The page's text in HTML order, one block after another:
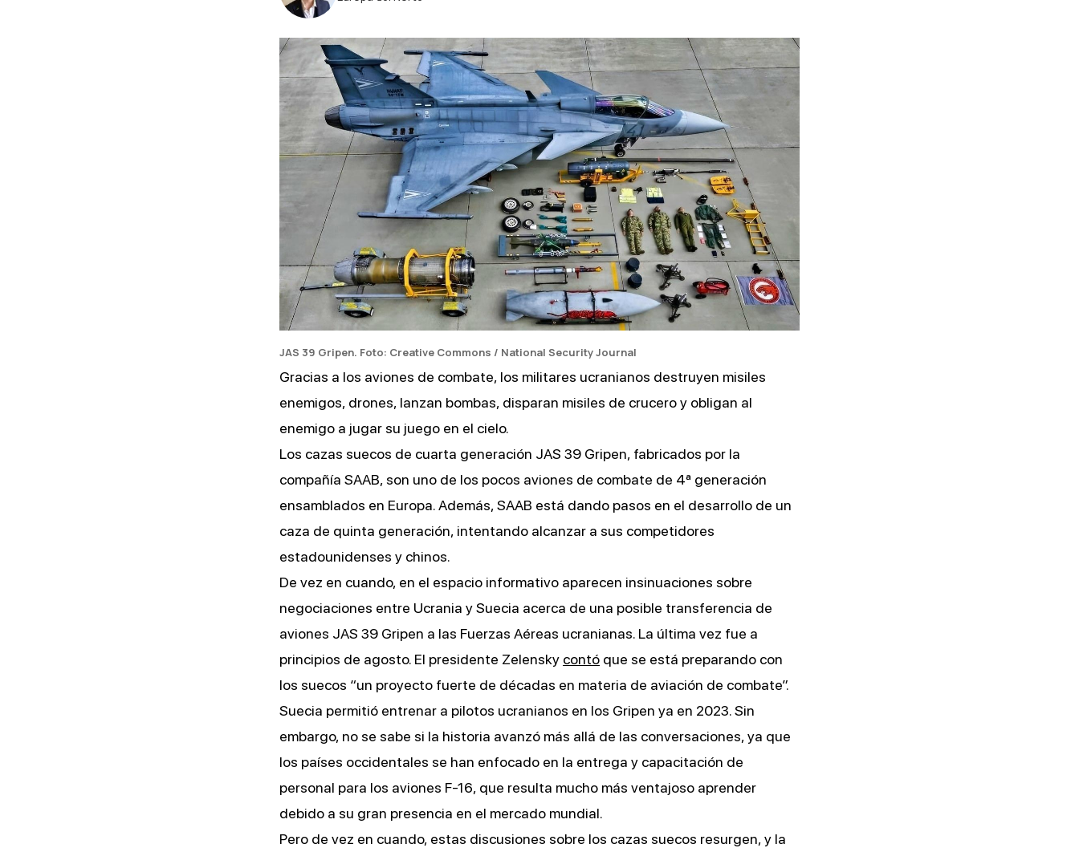
JAS 39 Gripen. Foto: Creative Commons / National Security Journal
Gracias a los aviones de combate, los militares ucranianos destruyen misiles
enemigos, drones, lanzan bombas, disparan misiles de crucero y obligan al
enemigo a jugar su juego en el cielo.
Los cazas suecos de cuarta generación JAS 39 Gripen, fabricados por la
compañía SAAB, son uno de los pocos aviones de combate de 4ª generación
ensamblados en Europa. Además, SAAB está dando pasos en el desarrollo de un
caza de quinta generación, intentando alcanzar a sus competidores
estadounidenses y chinos.
De vez en cuando, en el espacio informativo aparecen insinuaciones sobre
negociaciones entre Ucrania y Suecia acerca de una posible transferencia de
aviones JAS 39 Gripen a las Fuerzas Aéreas ucranianas. La última vez fue a
principios de agosto. El presidente Zelensky contó que se está preparando con
los suecos “un proyecto fuerte de décadas en materia de aviación de combate”.
Suecia permitió entrenar a pilotos ucranianos en los Gripen ya en 2023. Sin
embargo, no se sabe si la historia avanzó más allá de las conversaciones, ya que
los países occidentales se han enfocado en la entrega y capacitación de
personal para los aviones F-16, que resulta mucho más ventajoso aprender
debido a su gran presencia en el mercado mundial.
Pero de vez en cuando, estas discusiones sobre los cazas suecos resurgen, y la